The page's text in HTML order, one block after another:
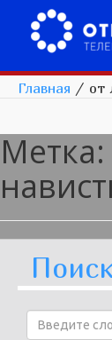
Главная / от
Метка: